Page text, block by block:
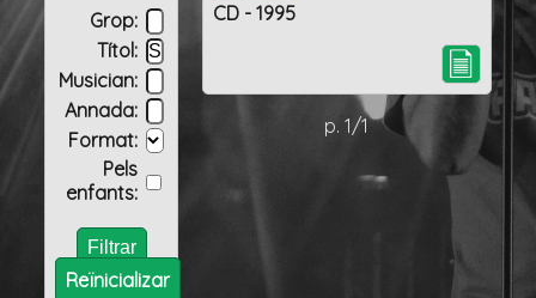
CD - 1995
p. 1/1
Grop:
Títol:
Musician:
Annada:
Format:
Pels
enfants:
Reïnicializar